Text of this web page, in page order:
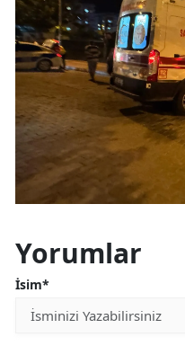
Yorumlar
İsim*